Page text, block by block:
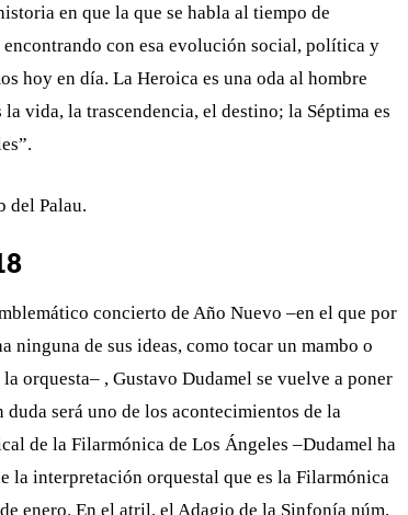
en que la que se habla al tiempo de
con esa evolución social, política y
hoy en día. La Heroica es una oda al hombre
vida, la trascendencia, el destino; la Séptima es
del Palau.
concierto de Año Nuevo –en el que por
ninguna de sus ideas, como tocar un mambo o
orquesta– , Gustavo Dudamel se vuelve a poner
será uno de los acontecimientos de la
de la Filarmónica de Los Ángeles –Dudamel ha
la interpretación orquestal que es la Filarmónica
enero. En el atril, el Adagio de la Sinfonía núm.